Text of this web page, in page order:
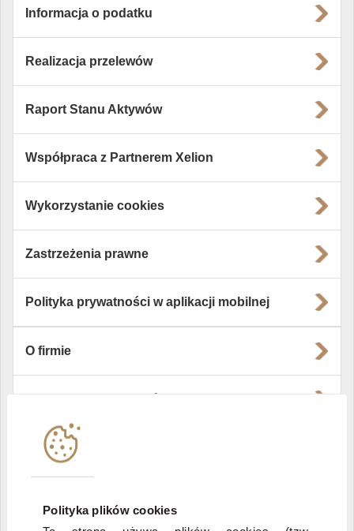
Polityka plików cookies
Informacja o podatku
Realizacja przelewów
Raport Stanu Aktywów
Współpraca z Partnerem Xelion
Wykorzystanie cookies
Zastrzeżenia prawne
Polityka prywatności w aplikacji mobilnej
O firmie
Instytucje współpracujące